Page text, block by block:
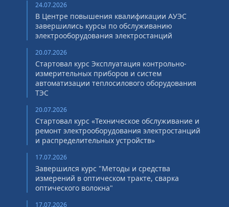
24.07.2026
В Центре повышения квалификации АУЭС
завершились курсы по обслуживанию
электрооборудования электростанций
20.07.2026
Стартовал курс Эксплуатация контрольно-
измерительных приборов и систем
автоматизации теплосилового оборудования
ТЭС
20.07.2026
Стартовал курс «Техническое обслуживание и
ремонт электрооборудования электростанций
и распределительных устройств»
17.07.2026
Завершился курс "Методы и средства
измерений в оптическом тракте, сварка
оптического волокна"
17.07.2026